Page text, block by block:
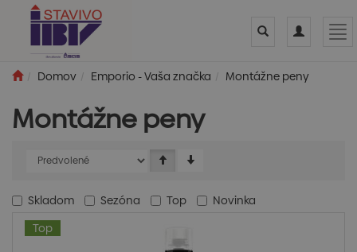
Toggle
Toggle
Domov
Emporio - Vaša značka Montážne peny
Montážne peny
Skladom Sezóna Top
Novinka
Top